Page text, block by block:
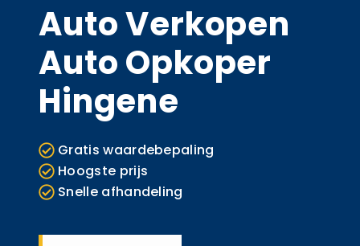
Auto Verkopen
Auto Opkoper
Hingene
Gratis waardebepaling
Hoogste prijs
Snelle afhandeling